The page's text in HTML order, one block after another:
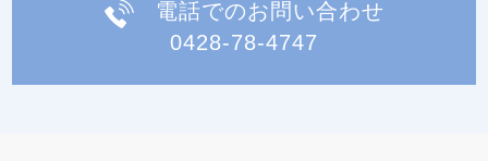
電話でのお問い合わせ
0428-78-4747